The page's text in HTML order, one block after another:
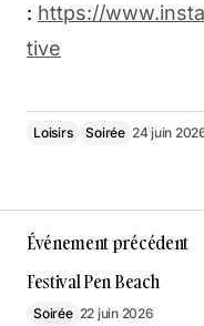
: https://
tive
Loisirs Soirée 24 juin
Événement précédent
Festival Pen Beach
Soirée 22 juin 2026